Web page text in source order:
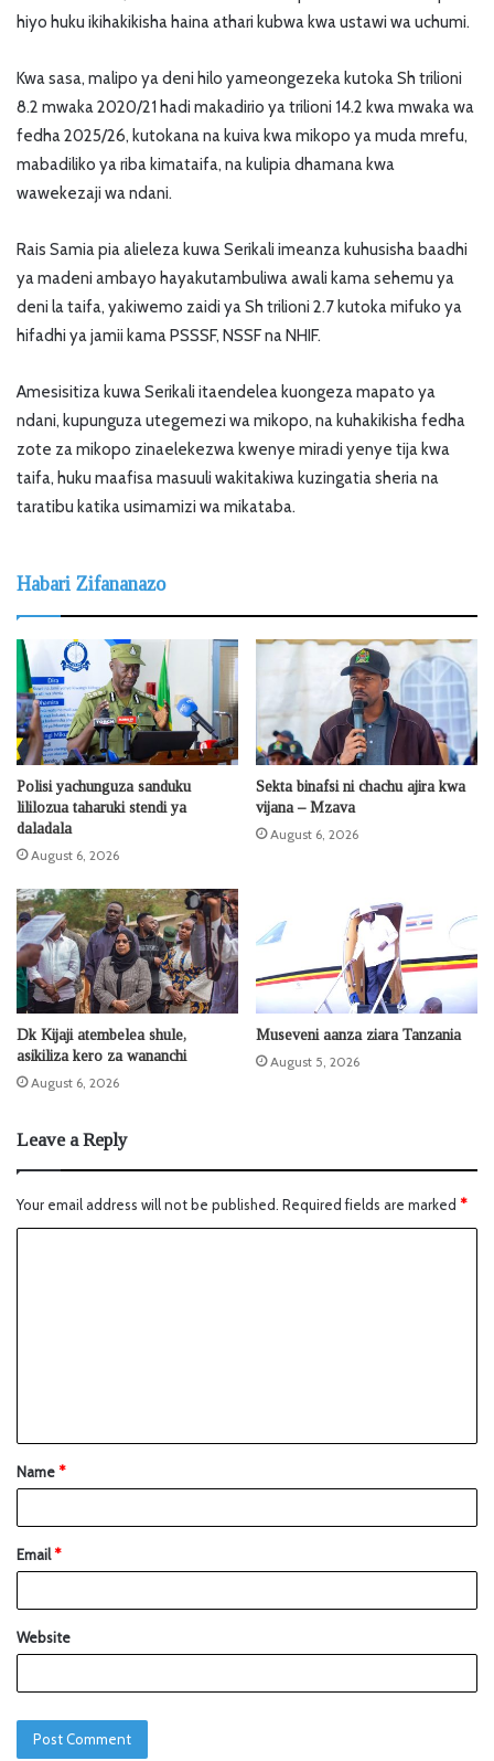
hiyo huku ikihakikisha haina athari kubwa kwa ustawi wa uchumi.
Kwa sasa, malipo ya deni hilo yameongezeka kutoka Sh trilioni
8.2 mwaka 2020/21 hadi makadirio ya trilioni 14.2 kwa mwaka wa
fedha 2025/26, kutokana na kuiva kwa mikopo ya muda mrefu,
mabadiliko ya riba kimataifa, na kulipia dhamana kwa
wawekezaji wa ndani.
Rais Samia pia alieleza kuwa Serikali imeanza kuhusisha baadhi
ya madeni ambayo hayakutambuliwa awali kama sehemu ya
deni la taifa, yakiwemo zaidi ya Sh trilioni 2.7 kutoka mifuko ya
hifadhi ya jamii kama PSSSF, NSSF na NHIF.
Amesisitiza kuwa Serikali itaendelea kuongeza mapato ya
ndani, kupunguza utegemezi wa mikopo, na kuhakikisha fedha
zote za mikopo zinaelekezwa kwenye miradi yenye tija kwa
taifa, huku maafisa masuuli wakitakiwa kuzingatia sheria na
taratibu katika usimamizi wa mikataba.
Habari Zifananazo
Polisi yachunguza sanduku
lililozua taharuki stendi ya
daladala
August 6, 2026
Sekta binafsi ni chachu ajira kwa
vijana – Mzava
August 6, 2026
Dk Kijaji atembelea shule,
asikiliza kero za wananchi
August 6, 2026
Museveni aanza ziara Tanzania
August 5, 2026
Leave a Reply
Your email address will not be published. Required fields are marked *
Name*
Email*
Website